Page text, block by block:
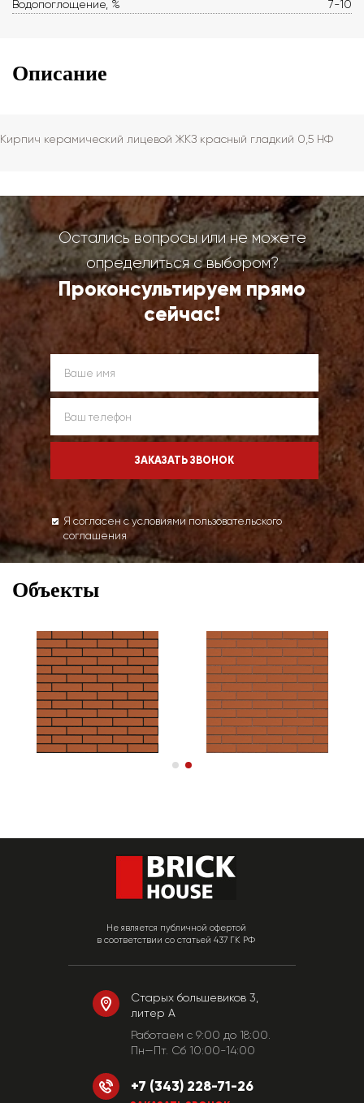
Водопоглощение, %
7-10
Описание
Кирпич керамический лицевой ЖКЗ красный гладкий 0,5 НФ
Остались вопросы или не можете
определиться с выбором?
Проконсультируем прямо
сейчас!
Я согласен с условиями пользовательского
соглашения
Объекты
Не является публичной офертой
в соответствии со статьей 437 ГК РФ
Старых большевиков 3,
литер А
Работаем c 9:00 до 18:00.
Пн—Пт. Сб 10:00-14:00
+7 (343) 228-71-26